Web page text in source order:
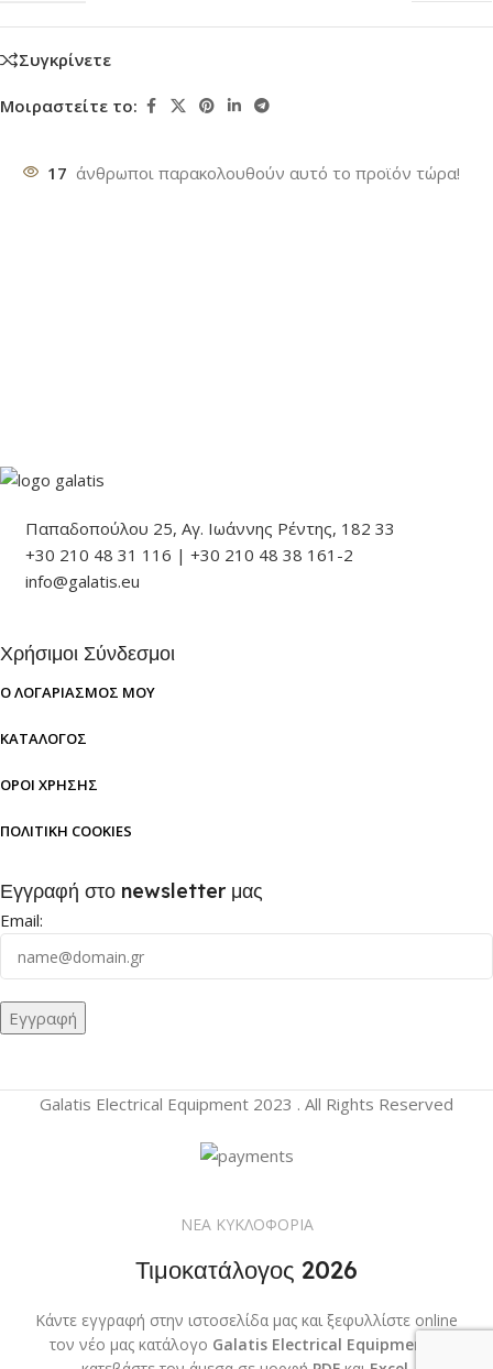
Συγκρίνετε
Μοιραστείτε το:
17 άνθρωποι παρακολουθούν αυτό το προϊόν τώρα!
Παπαδοπούλου 25, Αγ. Ιωάννης Ρέντης, 182 33
+30 210 48 31 116 | +30 210 48 38 161-2
info@galatis.eu
Χρήσιμοι Σύνδεσμοι
Ο ΛΟΓΑΡΙΑΣΜΌΣ ΜΟΥ
ΚΑΤΆΛΟΓΟΣ
ΌΡΟΙ ΧΡΉΣΗΣ
ΠΟΛΙΤΙΚΉ COOKIES
Εγγραφή στο newsletter μας
Email:
Galatis Electrical Equipment 2023 . All Rights Reserved
ΝΕΑ ΚΥΚΛΟΦΟΡΙΑ
Τιμοκατάλογος 2026
Κάντε εγγραφή στην ιστοσελίδα μας και ξεφυλλίστε online
τον νέο μας κατάλογο Galatis Electrical Equipment